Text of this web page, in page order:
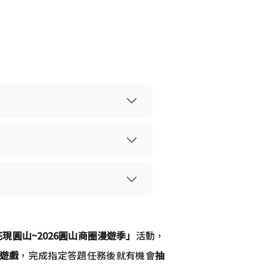
圓山~2026圓山商圈漫遊季」 活動，
戲，完成指定答題任務後就有機會抽